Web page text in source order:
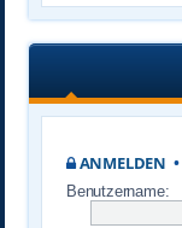
ANMELDEN •
Benutzername: